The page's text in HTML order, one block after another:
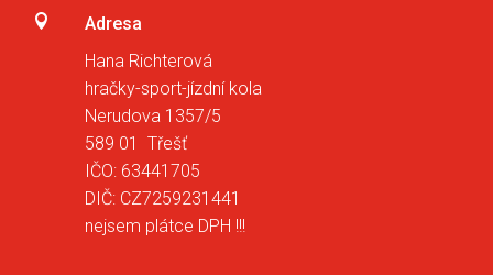

Adresa
Hana Richterová
hračky-sport-jízdní kola
Nerudova 1357/5
589 01 Třešť
IČO: 63441705
DIČ: CZ7259231441
nejsem plátce DPH !!!